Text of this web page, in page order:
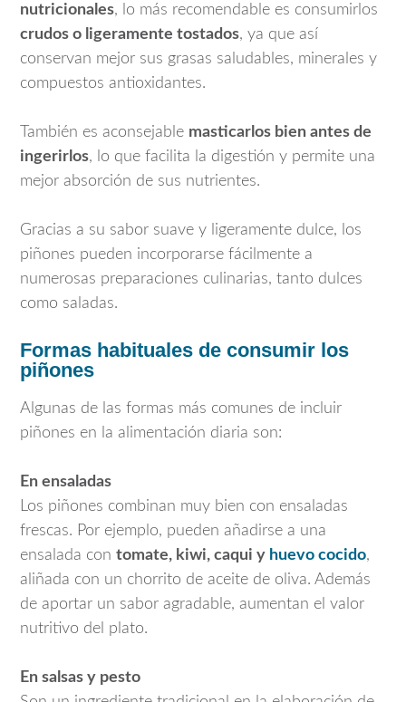
nutricionales, lo más recomendable es consumirlos
crudos o ligeramente tostados, ya que así
conservan mejor sus grasas saludables, minerales y
compuestos antioxidantes.
También es aconsejable masticarlos bien antes de
ingerirlos, lo que facilita la digestión y permite una
mejor absorción de sus nutrientes.
Gracias a su sabor suave y ligeramente dulce, los
piñones pueden incorporarse fácilmente a
numerosas preparaciones culinarias, tanto dulces
como saladas.
Formas habituales de consumir los
piñones
Algunas de las formas más comunes de incluir
piñones en la alimentación diaria son:
En ensaladas
Los piñones combinan muy bien con ensaladas
frescas. Por ejemplo, pueden añadirse a una
ensalada con tomate, kiwi, caqui y huevo cocido,
aliñada con un chorrito de aceite de oliva. Además
de aportar un sabor agradable, aumentan el valor
nutritivo del plato.
En salsas y pesto